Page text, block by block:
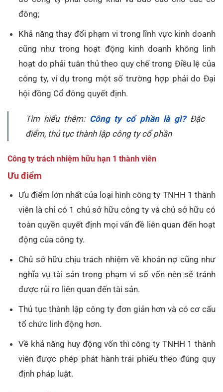
đông;
Khả năng thay đổi phạm vi trong lĩnh vực kinh doanh
cũng như trong hoạt động kinh doanh không linh
hoạt do phải tuân thủ theo quy chế trong Điều lệ của
công ty, ví dụ trong một số trường hợp phải do Đại
hội đồng Cổ đông quyết định.
Tìm hiểu thêm: Công ty cổ phần là gì?Đặc
điểm, thủ tục thành lập công ty cổ phần
Công ty trách nhiệm hữu hạn 1 thành viên
Ưu điểm
Ưu điểm lớn nhất của loại hình công ty TNHH 1 thành
viên là chỉ có 1 chủ sở hữu công ty và chủ sở hữu có
toàn quyền quyết định mọi vấn đề liên quan đến hoạt
động của công ty.
Chủ sở hữu chịu trách nhiệm về khoản nợ cũng như
nghĩa vụ tài sản trong phạm vi số vốn nên sẽ tránh
được rủi ro liên quan đến tài sản.
Thủ tục thành lập công ty đơn giản hơn và có cơ cấu
tổ chức linh động hơn.
Về khả năng huy động vốn thì công ty TNHH 1 thành
viên được phép phát hành trái phiếu theo đúng quy
định pháp luật.